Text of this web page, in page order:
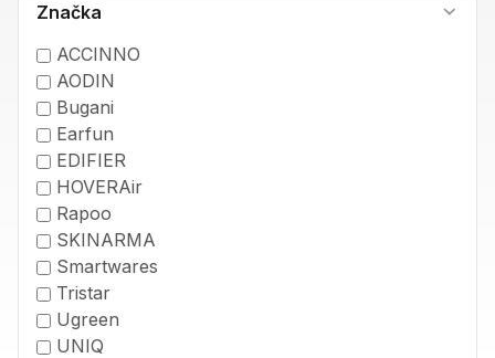
Značka
ACCINNO
AODIN
Bugani
Earfun
EDIFIER
HOVERAir
Rapoo
SKINARMA
Smartwares
Tristar
Ugreen
UNIQ